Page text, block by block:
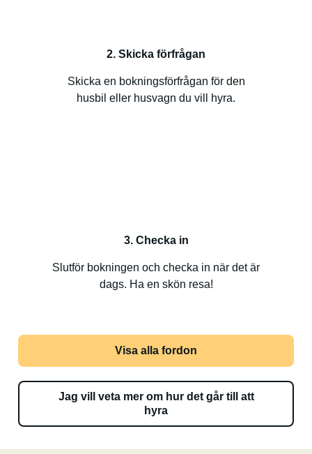
2. Skicka förfrågan
Skicka en bokningsförfrågan för den
husbil eller husvagn du vill hyra.
3. Checka in
Slutför bokningen och checka in när det är
dags. Ha en skön resa!
Visa alla fordon
Jag vill veta mer om hur det går till att
hyra